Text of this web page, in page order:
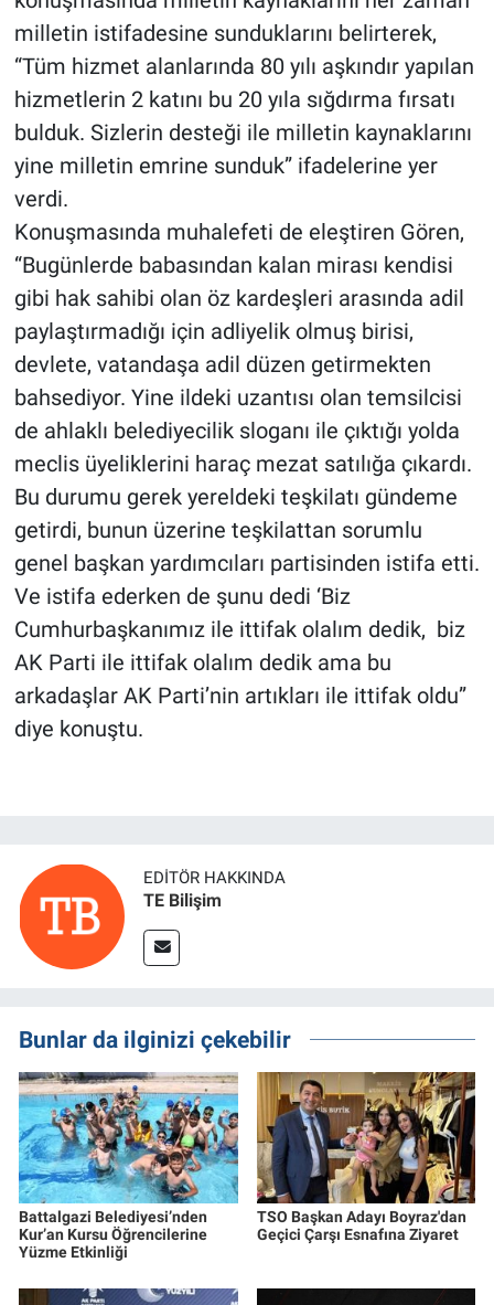
milletin istifadesine sunduklarını belirterek,
“Tüm hizmet alanlarında 80 yılı aşkındır yapılan
hizmetlerin 2 katını bu 20 yıla sığdırma fırsatı
bulduk. Sizlerin desteği ile milletin kaynaklarını
yine milletin emrine sunduk” ifadelerine yer
verdi.
Konuşmasında muhalefeti de eleştiren Gören,
“Bugünlerde babasından kalan mirası kendisi
gibi hak sahibi olan öz kardeşleri arasında adil
paylaştırmadığı için adliyelik olmuş birisi,
devlete, vatandaşa adil düzen getirmekten
bahsediyor. Yine ildeki uzantısı olan temsilcisi
de ahlaklı belediyecilik sloganı ile çıktığı yolda
meclis üyeliklerini haraç mezat satılığa çıkardı.
Bu durumu gerek yereldeki teşkilatı gündeme
getirdi, bunun üzerine teşkilattan sorumlu
genel başkan yardımcıları partisinden istifa etti.
Ve istifa ederken de şunu dedi ‘Biz
Cumhurbaşkanımız ile ittifak olalım dedik, biz
AK Parti ile ittifak olalım dedik ama bu
arkadaşlar AK Parti’nin artıkları ile ittifak oldu”
diye konuştu.
EDITÖR HAKKINDA
TE Bilişim
Bunlar da ilginizi çekebilir
Battalgazi Belediyesi’nden
Kur’an Kursu Öğrencilerine
Yüzme Etkinliği
TSO Başkan Adayı Boyraz'dan
Geçici Çarşı Esnafına Ziyaret